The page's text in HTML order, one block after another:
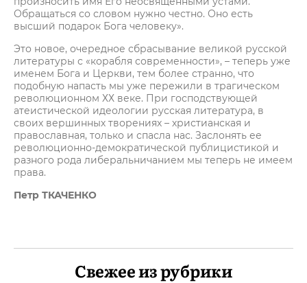
Обращаться со словом нужно честно. Оно есть
высший подарок Бога человеку».
Это новое, очередное сбрасывание великой русской
литературы с «корабля современности», – теперь уже
именем Бога и Церкви, тем более странно, что
подобную напасть мы уже пережили в трагическом
революционном ХХ веке. При господствующей
атеистической идеологии русская литература, в
своих вершинных творениях – христианская и
православная, только и спасла нас. Заслонять ее
революционно-демократической публицистикой и
разного рода либеральничанием мы теперь не имеем
права.
Петр ТКАЧЕНКО
Свежее из рубрики